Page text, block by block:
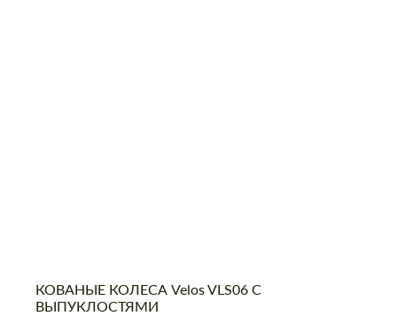
КОВАНЫЕ КОЛЕСА Velos VLS06 С
ВЫПУКЛОСТЯМИ